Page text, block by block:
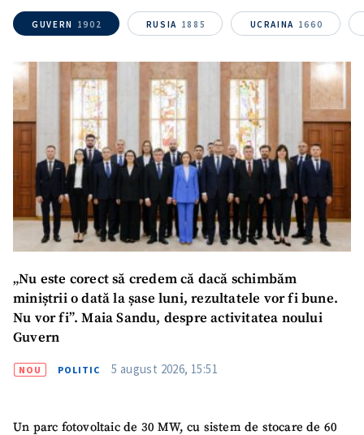
GUVERN 1902 RUSIA 1885 UCRAINA 1660
„Nu este corect să credem că dacă schimbăm
miniștrii o dată la șase luni, rezultatele vor fi bune.
Nu vor fi”. Maia Sandu, despre activitatea noului
Guvern
NOU POLITIC 5 august 2026, 15:51
Un parc fotovoltaic de 30 MW, cu sistem de stocare de 60
Mesajul știrei
+ Mesajul știrei
CONTACT SURSĂ
Sursă anonimă
Nume+ Numele meu
Email+ Emailul meu
Telefon
+ Telefon personal
Am citit și sunt de
acord cupolitica de
confidențialitate.